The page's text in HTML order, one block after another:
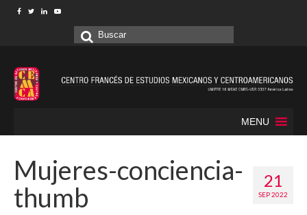
Buscar
MENU
21
SEP 2022
Mujeres-conciencia-
thumb